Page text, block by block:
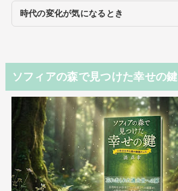
時代の変化が気になるとき
ソフィアの森で見つけた幸せの鍵